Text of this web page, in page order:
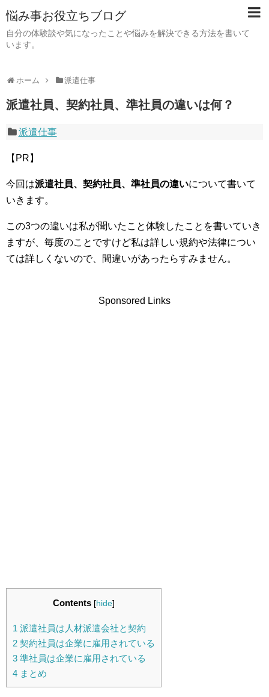
悩み事お役立ちブログ
自分の体験談や気になったことや悩みを解決できる方法を書いて
います。
ホーム 派遣仕事
派遣社員、契約社員、準社員の違いは何？
派遣仕事
【PR】
今回は派遣社員、契約社員、準社員の違いについて書いて
いきます。
この3つの違いは私が聞いたこと体験したことを書いていき
ますが、毎度のことですけど私は詳しい規約や法律につい
ては詳しくないので、間違いがあったらすみません。
Sponsored Links
Contents [hide]
1 派遣社員は人材派遣会社と契約
2 契約社員は企業に雇用されている
3 準社員は企業に雇用されている
4 まとめ